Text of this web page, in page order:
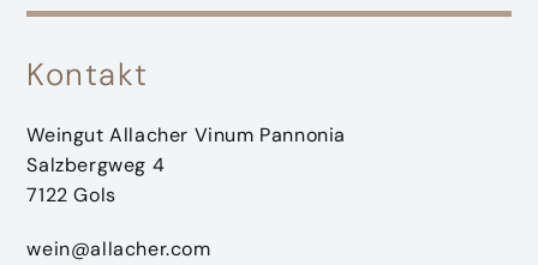
Kontakt
Weingut Allacher Vinum Pannonia
Salzbergweg 4
7122 Gols
wein@allacher.com